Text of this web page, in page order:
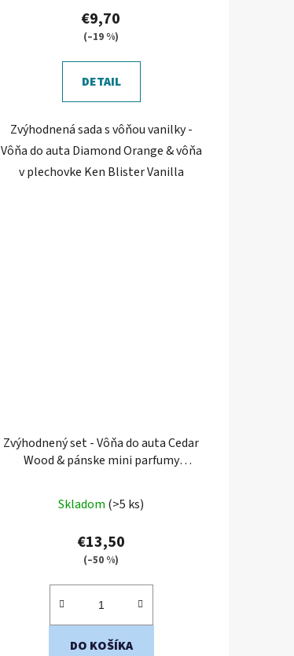
€9,70
(–19 %)
DETAIL
Zvýhodnená sada s vôňou vanilky -
Vôňa do auta Diamond Orange & vôňa
v plechovke Ken Blister Vanilla
Zvýhodnený set - Vôňa do auta Cedar
Wood & pánske mini parfumy
Skladom (>5 ks)
€13,50
(–50 %)
DO KOŠÍKA